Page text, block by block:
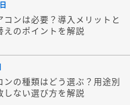
コンは必要？導入メリットと
えのポイントを解説
ンの種類はどう選ぶ？用途別
しない選び方を解説